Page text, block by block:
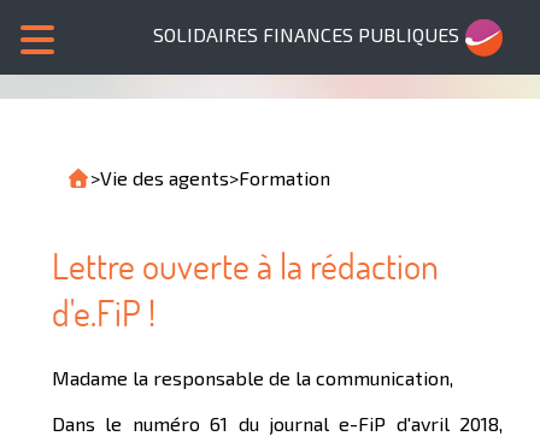
SOLIDAIRES FINANCES PUBLIQUES
>Vie des agents>Formation
Lettre ouverte à la rédaction
d'e.FiP !
Madame la responsable de la communication,
Dans le numéro 61 du journal e-FiP d'avril 2018,